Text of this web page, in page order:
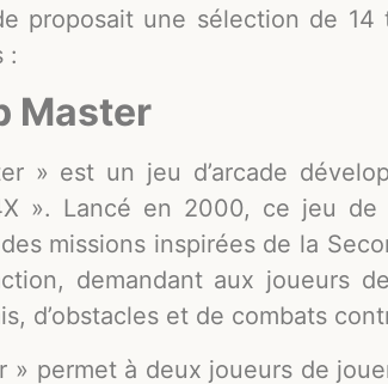
proposait une sélection de 14
:
Master
» est un jeu d’arcade
». Lancé en 2000, ce jeu de
missions inspirées de la
demandant aux joueurs
d’obstacles et de combats
» permet à deux joueurs de